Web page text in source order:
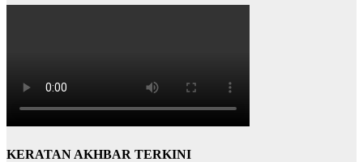
KERATAN AKHBAR TERKINI